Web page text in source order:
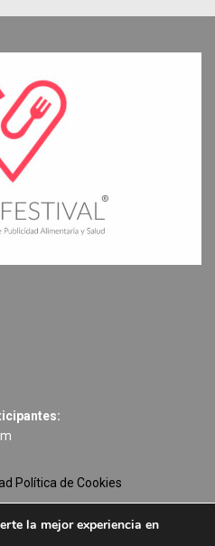
Política de Cookies
la mejor experiencia en